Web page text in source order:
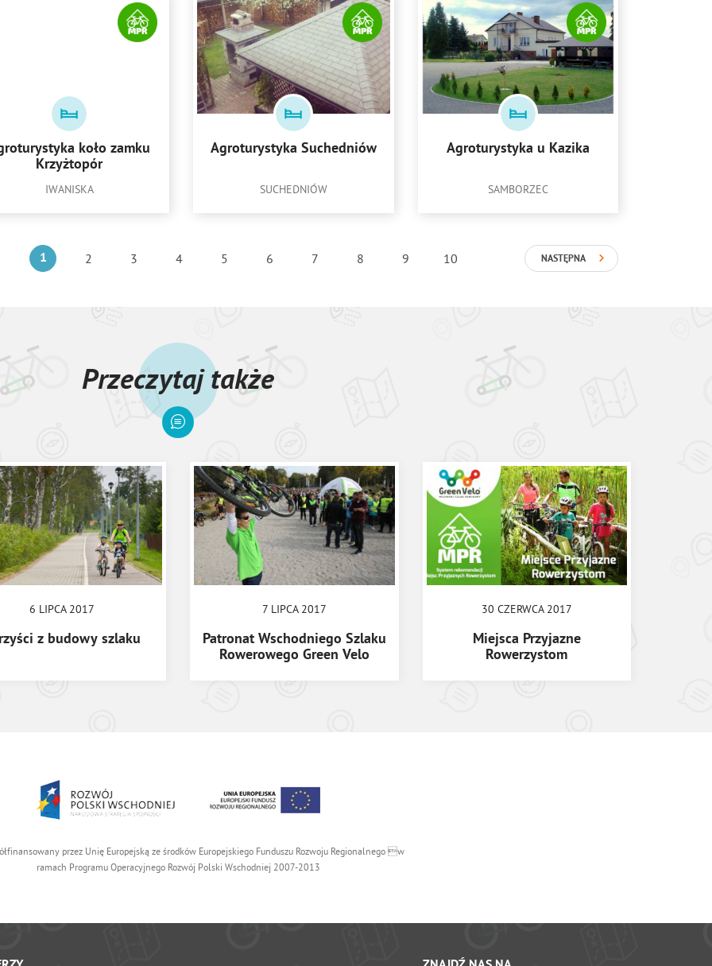
koło zamku
Krzyżtopór
IWANISKA
Agroturystyka Suchedniów
SUCHEDNIÓW
Agroturystyka u Kazika
SAMBORZEC
1 2 3 4 5 6 7 8 9 10 NASTĘPNA
Przeczytaj także
6 LIPCA 2017
z budowy szlaku
7 LIPCA 2017
Patronat Wschodniego Szlaku
Rowerowego Green Velo
30 CZERWCA 2017
Miejsca Przyjazne
Rowerzystom
przez Unię Europejską ze środków Europejskiego Funduszu Rozwoju Regionalnego w
ramach Programu Operacyjnego Rozwój Polski Wschodniej 2007-2013